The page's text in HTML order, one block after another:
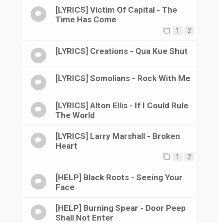
[LYRICS] Victim Of Capital - The
Time Has Come
1 2
[LYRICS] Creations - Qua Kue Shut
[LYRICS] Somolians - Rock With Me
[LYRICS] Alton Ellis - If I Could Rule
The World
[LYRICS] Larry Marshall - Broken
Heart
1 2
[HELP] Black Roots - Seeing Your
Face
[HELP] Burning Spear - Door Peep
Shall Not Enter